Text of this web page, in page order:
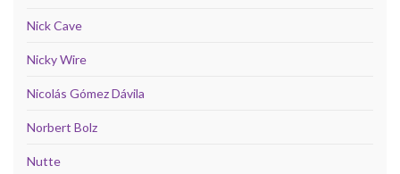
Nick Cave
Nicky Wire
Nicolás Gómez Dávila
Norbert Bolz
Nutte